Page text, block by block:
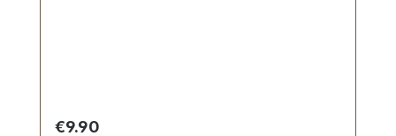
rot lackiert. Lieferumfang: 1 Stück
Regular price:
€9.90